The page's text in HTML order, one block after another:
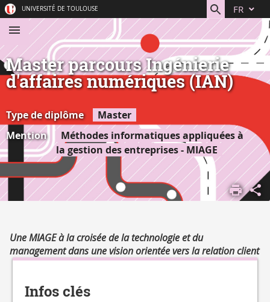
au
contenu
directs
UNIVERSITÉ DE TOULOUSE FR
Master parcours Ingénierie
d'affaires numériques (IAN)
Type de diplôme
Master
Mention
Méthodes informatiques appliquées à
la gestion des entreprises - MIAGE
ACCUEIL
S'ORIENTER,
NOS
FORMATIONS
Résumé
Une MIAGE à la croisée de la technologie et du
management dans une vision orientée vers la relation client
Détails
Infos clés